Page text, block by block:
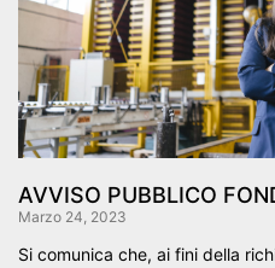
AVVISO PUBBLICO
Marzo 24, 2023
Si comunica che, ai fini della